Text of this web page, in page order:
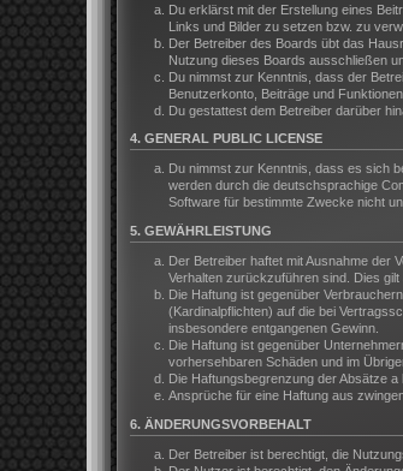
Du erklärst mit der Erstellung eines
Links und Bilder zu setzen bzw. zu
Der Betreiber des Boards übt das
Nutzung dieses Boards ausschließen
Du nimmst zur Kenntnis, dass der
Benutzerkonto, Beiträge und
Du gestattest dem Betreiber darüber
4. GENERAL PUBLIC LICENSE
Du nimmst zur Kenntnis, dass es sich
werden durch die deutschsprachige
Software für bestimmte Zwecke nicht
5. GEWÄHRLEISTUNG
Der Betreiber haftet mit Ausnahme der
Verhalten zurückzuführen sind. Dies
Die Haftung ist gegenüber
(Kardinalpflichten) auf die bei
insbesondere entgangenen Gewinn.
Die Haftung ist gegenüber
vorhersehbaren Schäden und im
Die Haftungsbegrenzung der Absätze
Ansprüche für eine Haftung aus
6. ÄNDERUNGSVORBEHALT
Der Betreiber ist berechtigt, die